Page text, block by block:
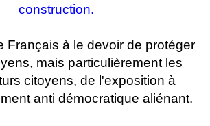
construction.
Français à le devoir de protéger
mais particulièrement les
citoyens, de l'exposition à
anti démocratique aliénant.